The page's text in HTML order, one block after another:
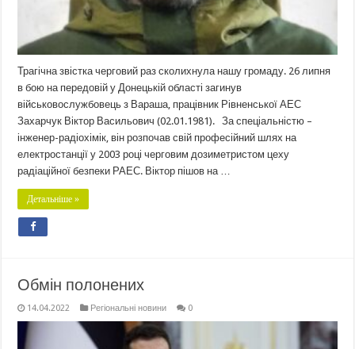
Трагічна звістка черговий раз сколихнула нашу громаду. 26 липня
в бою на передовій у Донецькій області загинув
військовослужбовець з Вараша, працівник Рівненської АЕС
Захарчук Віктор Васильович (02.01.1981). За спеціальністю –
інженер-радіохімік, він розпочав свій професійний шлях на
електростанції у 2003 році черговим дозиметристом цеху
радіаційної безпеки РАЕС. Віктор пішов на …
Детальніше »
Обмін полонених
14.04.2022 Регіональні новини 0